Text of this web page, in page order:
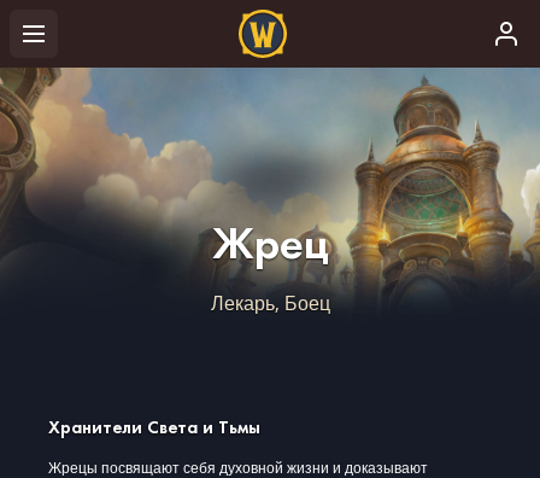
Жрец
Лекарь, Боец
Хранители Света и Тьмы
Жрецы посвящают себя духовной жизни и доказывают